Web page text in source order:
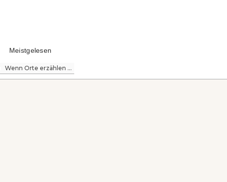
Meistgelesen
Wenn Orte erzählen ...